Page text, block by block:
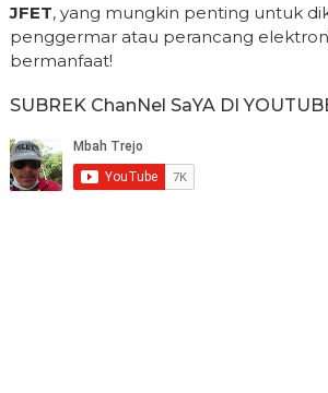
JFET, yang mungkin penting untuk
penggermar atau perancang
bermanfaat!
SUBREK ChanNel SaYA DI